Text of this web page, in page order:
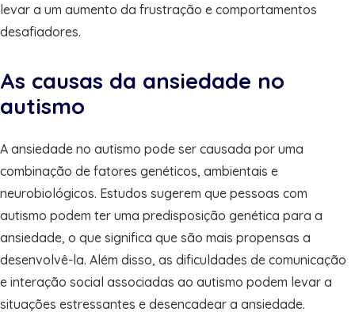
levar a um aumento da frustração e comportamentos
desafiadores.
As causas da ansiedade no
autismo
A ansiedade no autismo pode ser causada por uma
combinação de fatores genéticos, ambientais e
neurobiológicos. Estudos sugerem que pessoas com
autismo podem ter uma predisposição genética para a
ansiedade, o que significa que são mais propensas a
desenvolvê-la. Além disso, as dificuldades de comunicação
e interação social associadas ao autismo podem levar a
situações estressantes e desencadear a ansiedade.